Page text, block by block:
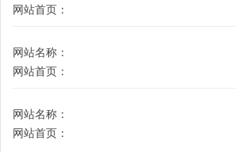
网站首页：
网站名称：
网站首页：
网站名称：
网站首页：